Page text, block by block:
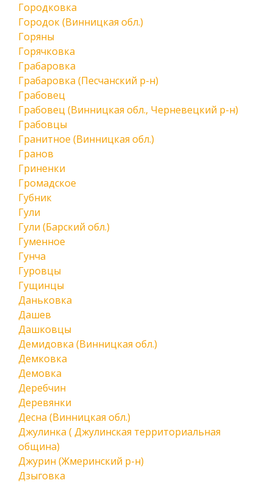
Городковка
Городок (Винницкая обл.)
Горяны
Горячковка
Грабаровка
Грабаровка (Песчанский р-н)
Грабовец
Грабовец (Винницкая обл., Черневецкий р-н)
Грабовцы
Гранитное (Винницкая обл.)
Гранов
Гриненки
Громадское
Губник
Гули
Гули (Барский обл.)
Гуменное
Гунча
Гуровцы
Гущинцы
Даньковка
Дашев
Дашковцы
Демидовка (Винницкая обл.)
Демковка
Демовка
Деребчин
Деревянки
Десна (Винницкая обл.)
Джулинка ( Джулинская территориальная
община)
Джурин (Жмеринский р-н)
Дзыговка